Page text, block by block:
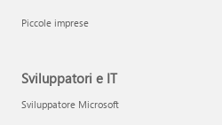
Piccole imprese
Sviluppatori e IT
Sviluppatore Microsoft